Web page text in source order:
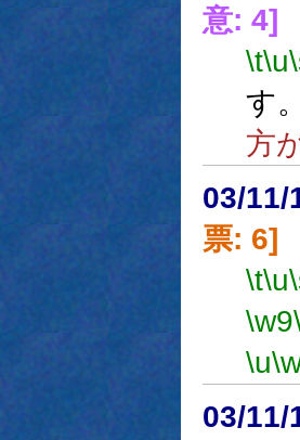
意: 4]
\t\u
す
方
03/11/
票: 6]
\t\u
\w9
\u
03/11/